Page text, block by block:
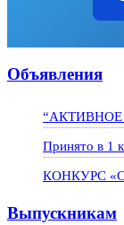
Объявления
“АКТИВНОЕ
Принято в 1
КОНКУРС
Выпускникам